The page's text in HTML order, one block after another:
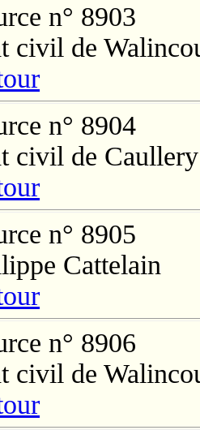
n° 8903
civil de
n° 8904
civil de Caullery
n° 8905
Cattelain
n° 8906
civil de